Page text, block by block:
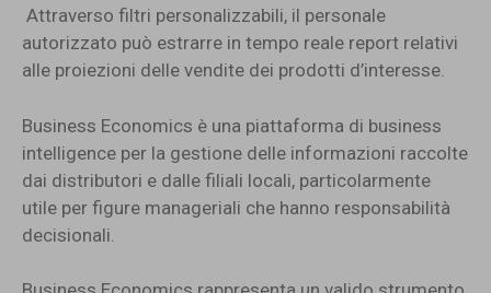
Attraverso filtri personalizzabili, il personale
autorizzato può estrarre in tempo reale report relativi
alle proiezioni delle vendite dei prodotti d’interesse.
Business Economics è una piattaforma di business
intelligence per la gestione delle informazioni raccolte
dai distributori e dalle filiali locali, particolarmente
utile per figure manageriali che hanno responsabilità
decisionali.